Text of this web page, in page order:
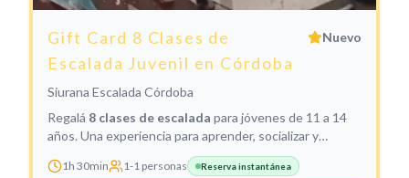
Gift Card 8 Clases de
Escalada Juvenil en Córdoba
Nuevo
Siurana Escalada Córdoba
Regalá 8 clases de escalada para jóvenes de 11 a 14
años. Una experiencia para aprender, socializar y
1h 30min 1-1 personas Reserva instantánea